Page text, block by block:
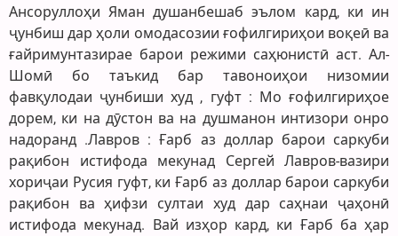
Ансоруллоҳи Яман душанбешаб эълом кард, ки ин
ҷунбиш дар ҳоли омодасозии ғофилгириҳои воқеӣ ва
ғайримунтазирае барои режими саҳюнистӣ аст. Ал-
Шомӣ бо таъкид бар тавоноиҳои низомии
фавқулодаи ҷунбиши худ , гуфт : Мо ғофилгириҳое
дорем, ки на дӯстон ва на душманон интизори онро
надоранд .Лавров : Ғарб аз доллар барои саркуби
рақибон истифода мекунад Сергей Лавров-вазири
хориҷаи Русия гуфт, ки Ғарб аз доллар барои саркуби
рақибон ва ҳифзи султаи худ дар саҳнаи ҷаҳонӣ
истифода мекунад. Вай изҳор кард, ки Ғарб ба ҳар